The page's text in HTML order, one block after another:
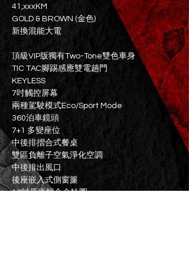
41,xxxKM
GOLD & BROWN (金色)
新換混能大電
頂級VIP版獨有Two-Tone雙色車身
TIC TAC腳踢感應雙電趟門
KEYLESS
7吋觸控屏幕
兩種駕駛模式Eco/Sport Mode
360泊車鏡頭
7+1 多變座位
中後排摺合式餐桌
雙區負離子空氣淨化空調
中後排出風口
後座嵌入式側窗簾
16吋原廠輕合金輪圈